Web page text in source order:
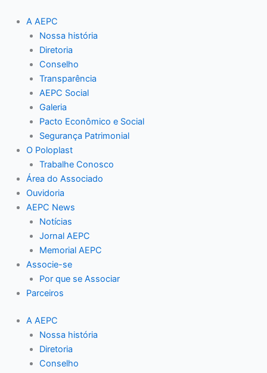
para
conteúdo
A AEPC
Nossa história
Diretoria
Conselho
Transparência
AEPC Social
Galeria
Pacto Econômico e Social
Segurança Patrimonial
O Poloplast
Trabalhe Conosco
Área do Associado
Ouvidoria
AEPC News
Notícias
Jornal AEPC
Memorial AEPC
Associe-se
Por que se Associar
Parceiros
A AEPC
Nossa história
Diretoria
Conselho